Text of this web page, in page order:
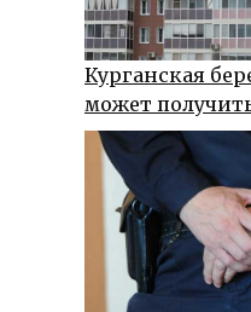
Курганская
может